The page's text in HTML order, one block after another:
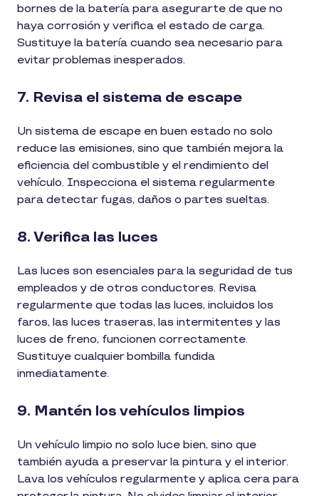
bornes de la batería para asegurarte de que no
haya corrosión y verifica el estado de carga.
Sustituye la batería cuando sea necesario para
evitar problemas inesperados.
7. Revisa el sistema de escape
Un sistema de escape en buen estado no solo
reduce las emisiones, sino que también mejora la
eficiencia del combustible y el rendimiento del
vehículo. Inspecciona el sistema regularmente
para detectar fugas, daños o partes sueltas.
8. Verifica las luces
Las luces son esenciales para la seguridad de tus
empleados y de otros conductores. Revisa
regularmente que todas las luces, incluidos los
faros, las luces traseras, las intermitentes y las
luces de freno, funcionen correctamente.
Sustituye cualquier bombilla fundida
inmediatamente.
9. Mantén los vehículos limpios
Un vehículo limpio no solo luce bien, sino que
también ayuda a preservar la pintura y el interior.
Lava los vehículos regularmente y aplica cera para